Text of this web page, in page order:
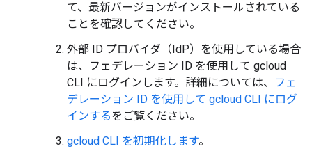
て、最新バージョンがインストールされている
ことを確認してください。
外部 ID プロバイダ（IdP）を使用している場合
は、フェデレーション ID を使用して gcloud
CLI にログインします。詳細については、
フェ
デレーション ID を使用して gcloud CLI にログ
インするをご覧ください。
gcloud CLI を初期化します。